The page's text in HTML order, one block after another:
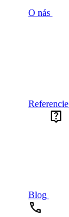
O nás
Referencie
Blog